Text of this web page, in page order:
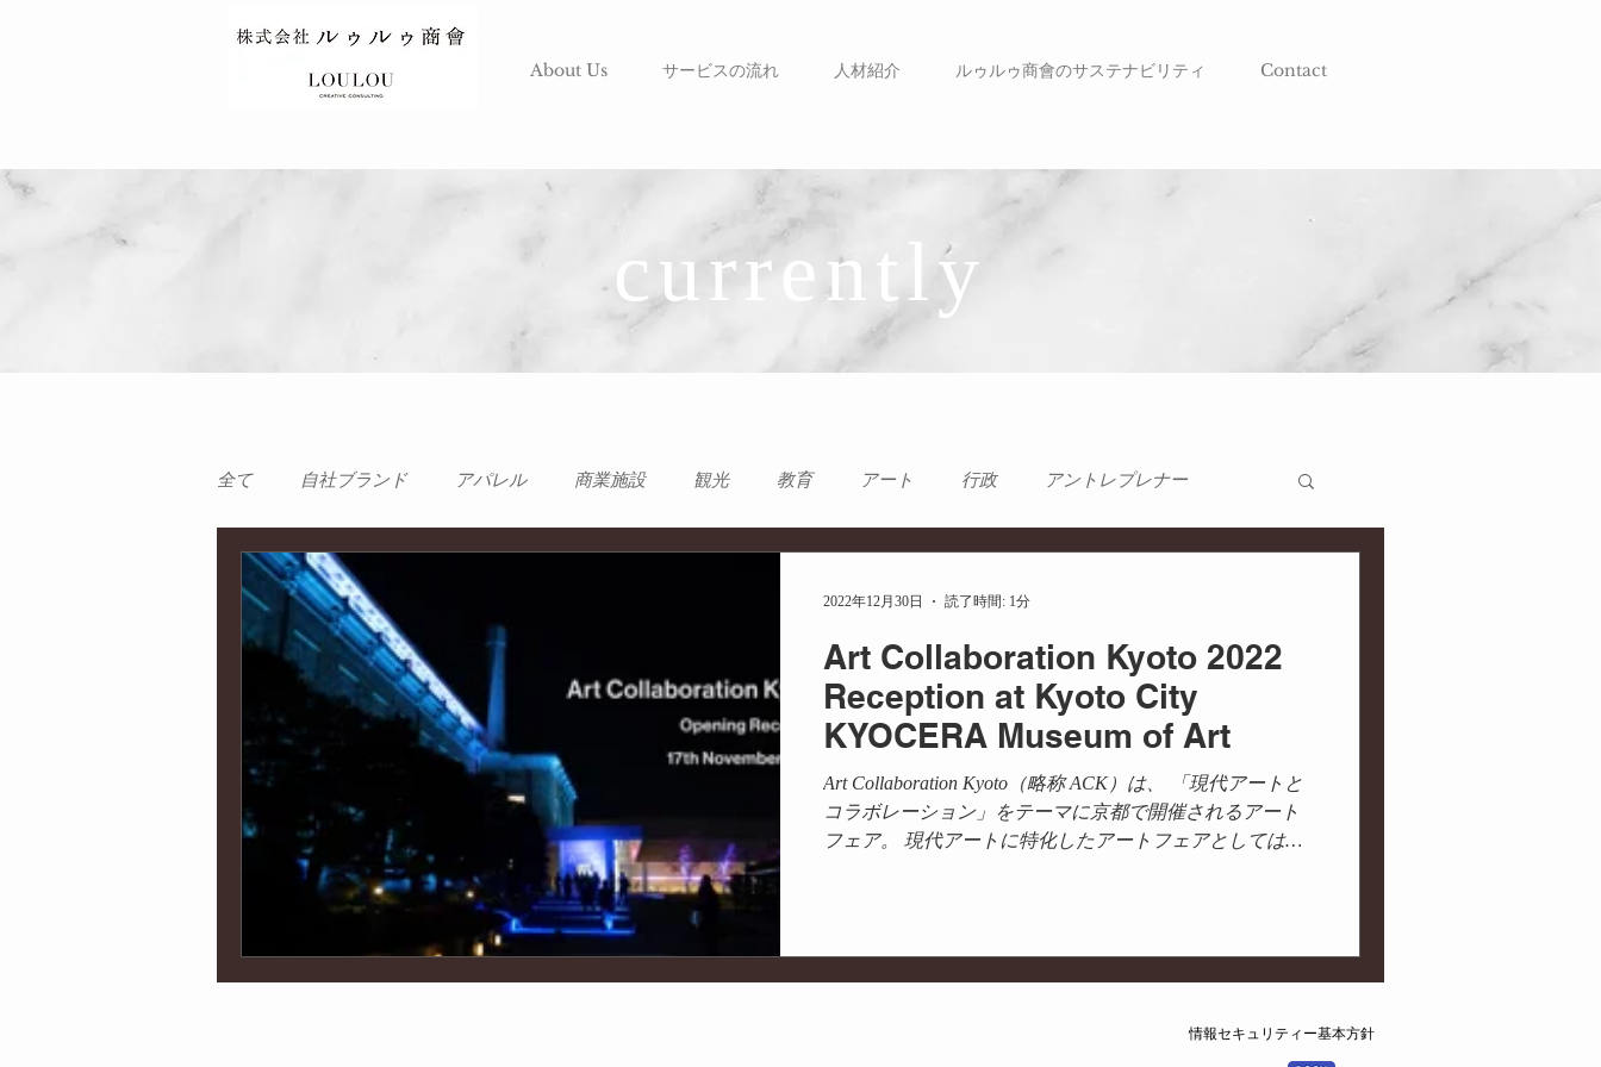
About Us サービスの流れ 人材紹介 ルゥルゥ商會のサステナビリティ Contact
currently
全て 自社ブランド アパレル 商業施設 観光 教育 アート 行政 アントレプレナー
インポート
オウンドメディア制作 コーディネート サステナビリティ 持続可能 プロデュース
イベント
Art Collaboration Kyoto 2022
Reception at Kyoto City
KYOCERA Museum of Art
Art Collaboration Kyoto（略称 ACK）は、 「現代アートと
コラボレーション」をテーマに京都で開催されるアート
フェア。 現代アートに特化したアートフェアとしては、
2022年12月30日 読了時間: 1分
情報セキュリティー基本方針